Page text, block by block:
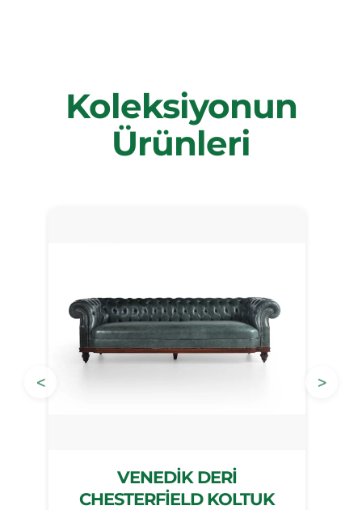
Koleksiyonun
Ürünleri
VENEDİK DERİ
CHESTERFİELD KOLTUK
< >